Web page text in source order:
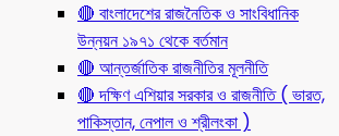
🔴 বাংলাদেশের রাজনৈতিক ও সাংবিধানিক
উন্নয়ন ১৯৭১ থেকে বর্তমান
🔴 আন্তর্জাতিক রাজনীতির মূলনীতি
🔴 দক্ষিণ এশিয়ার সরকার ও রাজনীতি ( ভারত,
পাকিস্তান, নেপাল ও শ্রীলংকা )